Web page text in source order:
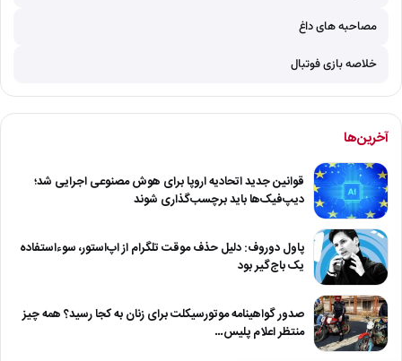
مصاحبه های داغ
خلاصه بازی فوتبال
آخرین‌ها
قوانین جدید اتحادیه اروپا برای هوش مصنوعی اجرایی شد؛
دیپ‌فیک‌ها باید برچسب‌گذاری شوند
پاول دوروف: دلیل حذف موقت تلگرام از اپ‌استور، سوءاستفاده
یک باج‌گیر بود
صدور گواهینامه موتورسیکلت برای زنان به کجا رسید؟ همه چیز
منتظر اعلام پلیس…